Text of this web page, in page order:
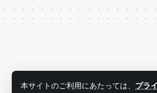
本サイトのご利用にあたっては、 プラ